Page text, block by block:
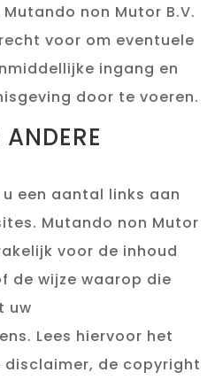
non Mutor B.V.
voor om eventuele
ingang en
door te voeren.
een aantal links aan
Mutando non Mutor
voor de inhoud
de wijze waarop die
uw
Lees hiervoor het
de copyright